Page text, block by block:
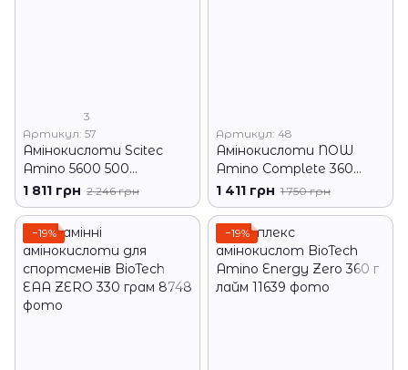
3
Артикул: 57
Амінокислоти Scitec
Amino 5600 500
таблеток
1 811 грн 2 246 грн
Артикул: 48
Амінокислоти NOW
Amino Complete 360
капс
1 411 грн 1 750 грн
−19% −19%